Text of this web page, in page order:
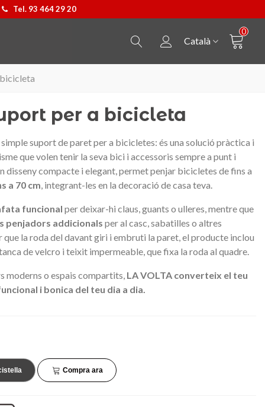
Tel. 93 464 29 20
Català
0
per a bicicleta
simple suport de paret per a bicicletes: és una solució pràctica i
que volen tenir la seva bici i accessoris sempre a punt i
disseny compacte i elegant, permet penjar bicicletes de fins a
a 70 cm, integrant-les en la decoració de casa teva.
funcional per deixar-hi claus, guants o ulleres, mentre que
penjadors addicionals per al casc, sabatilles o altres
que la roda del davant giri i embruti la paret, el producte inclou
de velcro i teixit impermeable, que fixa la roda al quadre.
moderns o espais compartits, LA VOLTA converteix el teu
i bonica del teu dia a dia.
Compra ara
Triar opció
Penjoll Castellers
45,90 €
NOVETAT
Triar opció
Samarreta Cavall de
34,90 €
NOVETAT